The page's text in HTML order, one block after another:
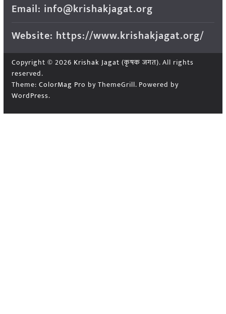
Email: info@krishakjagat.org
Website: https://www.krishakjagat.org/
Copyright © 2026 Krishak Jagat (कृषक जगत). All rights
reserved.
Theme: ColorMag Pro by ThemeGrill. Powered by
WordPress.